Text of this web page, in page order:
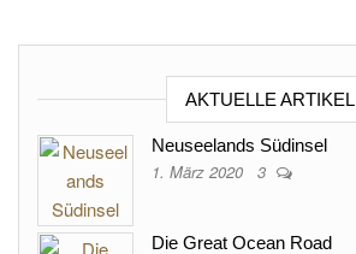
AKTUELLE ARTIKEL
Neuseelands Südinsel
1. März 2020 3
Die Great Ocean Road